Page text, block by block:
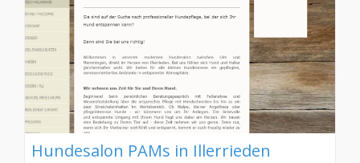
Hundesalon PAMs in Illerrieden